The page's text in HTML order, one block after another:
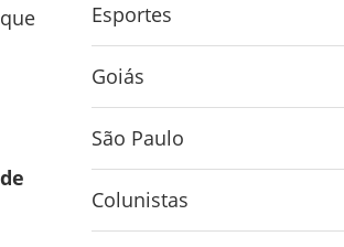
Esportes
Goiás
São Paulo
Colunistas